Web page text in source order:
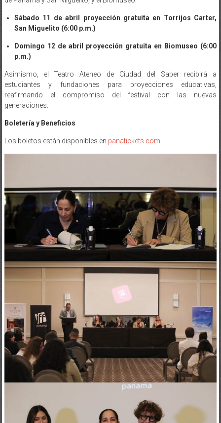
Sábado 11 de abril proyección gratuita en Torrijos Carter,
San Miguelito (6:00 p.m.)
Domingo 12 de abril proyección gratuita en Biomuseo (6:00
p.m.)
Asimismo, el Teatro Ateneo de Ciudad del Saber recibirá a
estudiantes y fundaciones para proyecciones educativas,
reafirmando el compromiso del festival con las nuevas
generaciones.
Boletería y Beneficios
Los boletos están disponibles en panatickets.com